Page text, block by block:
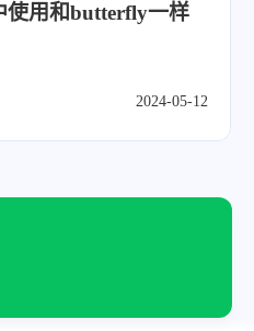
使用和butterfly一样
2024-05-12